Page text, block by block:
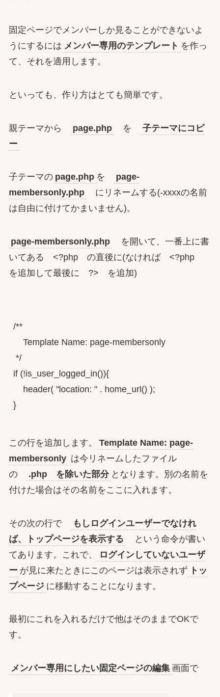
固定ページでメンバーしか見ることができないよ
うにするには メンバー専用のテンプレート を作っ
て、それを適用します。
といっても、作り方はとても簡単です。
親テーマから page.php を
子テーマにコピ
ー
子テーマの page.php を
page-
membersonly.php
にリネームする(-xxxxの名前
は自由に付けてかまいません)。
page-membersonly.php
を開いて、一番上に書
いてある <?php の直後に(なければ <?php
を追加して最後に ?> を追加)
/**
Template Name: page-membersonly
*/
if (!is_user_logged_in()){
header( "location: " . home_url() );
}
この行を追加します。
Template Name: page-
membersonly は今リネームしたファイル
の
.php を除いた部分 となります。別の名前を
付けた場合はその名前をここに入れます。
その次の行で
もしログインユーザーでなけれ
ば、トップページを表示する
という命令が書い
てあります。これで、
ログインしていないユーザ
ー が見に来たときにこのページは表示されず トッ
プページ に移動することになります。
最初にこれを入れるだけで他はそのままでOKで
す。
メンバー専用にしたい固定ページの編集 画面で